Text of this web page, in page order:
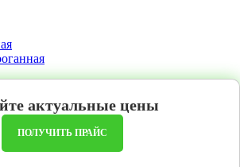
актуальные цены
ПОЛУЧИТЬ ПРАЙС